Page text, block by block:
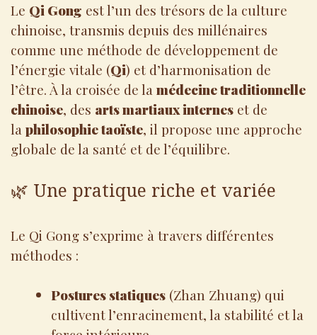
Le Qi Gong est l’un des trésors de la culture
chinoise, transmis depuis des millénaires
comme une méthode de développement de
l’énergie vitale (Qi) et d’harmonisation de
l’être. À la croisée de la médecine traditionnelle
chinoise, des arts martiaux internes et de
la philosophie taoïste, il propose une approche
globale de la santé et de l’équilibre.
🌿 Une pratique riche et variée
Le Qi Gong s’exprime à travers différentes
méthodes :
Postures statiques (Zhan Zhuang) qui
cultivent l’enracinement, la stabilité et la